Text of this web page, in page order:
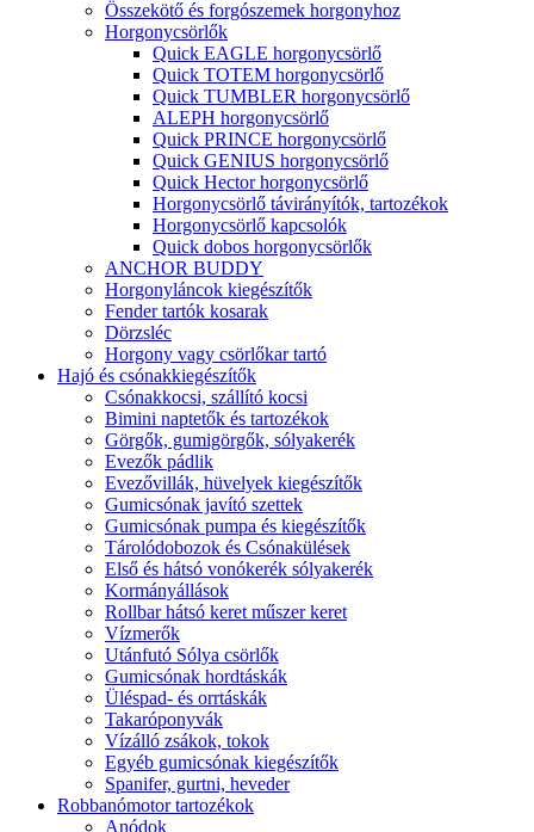
Összekötő és forgószemek horgonyhoz
Horgonycsörlők
Quick EAGLE horgonycsörlő
Quick TOTEM horgonycsörlő
Quick TUMBLER horgonycsörlő
ALEPH horgonycsörlő
Quick PRINCE horgonycsörlő
Quick GENIUS horgonycsörlő
Quick Hector horgonycsörlő
Horgonycsörlő távirányítók, tartozékok
Horgonycsörlő kapcsolók
Quick dobos horgonycsörlők
ANCHOR BUDDY
Horgonyláncok kiegészítők
Fender tartók kosarak
Dörzsléc
Horgony vagy csörlőkar tartó
Hajó és csónakkiegészítők
Csónakkocsi, szállító kocsi
Bimini naptetők és tartozékok
Görgők, gumigörgők, sólyakerék
Evezők pádlik
Evezővillák, hüvelyek kiegészítők
Gumicsónak javító szettek
Gumicsónak pumpa és kiegészítők
Tárolódobozok és Csónakülések
Első és hátsó vonókerék sólyakerék
Kormányállások
Rollbar hátsó keret műszer keret
Vízmerők
Utánfutó Sólya csörlők
Gumicsónak hordtáskák
Üléspad- és orrtáskák
Takaróponyvák
Vízálló zsákok, tokok
Egyéb gumicsónak kiegészítők
Spanifer, gurtni, heveder
Robbanómotor tartozékok
Anódok